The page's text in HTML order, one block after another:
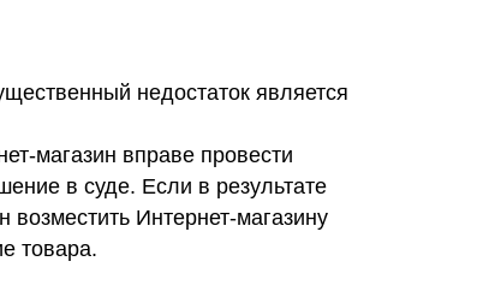
недостаток является
магазин вправе провести
в суде. Если в результате
возместить Интернет-магазину
товара.